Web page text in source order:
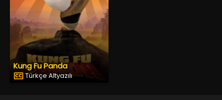
Kung Fu Panda
Türkçe Altyazılı